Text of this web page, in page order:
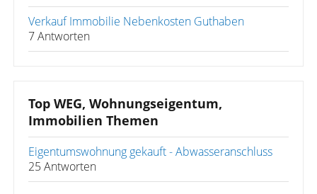
Verkauf Immobilie Nebenkosten Guthaben
7 Antworten
Top WEG, Wohnungseigentum,
Immobilien Themen
Eigentumswohnung gekauft - Abwasseranschluss
25 Antworten